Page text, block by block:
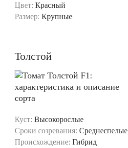
Цвет: Красный
Размер: Крупные
Толстой
Куст: Высокорослые
Сроки созревания: Среднеспелые
Происхождение: Гибрид